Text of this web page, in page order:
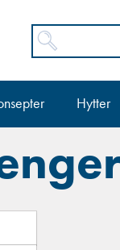
Hytter